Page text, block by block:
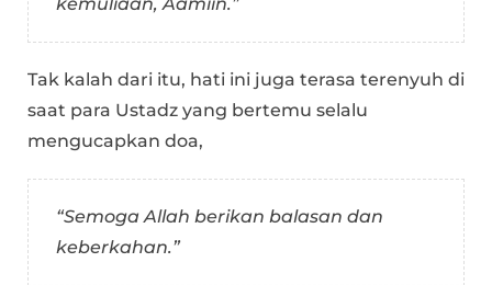
Tak kalah dari itu, hati ini juga terasa terenyuh di
saat para Ustadz yang bertemu selalu
mengucapkan doa,
“Semoga Allah berikan balasan dan
keberkahan.”